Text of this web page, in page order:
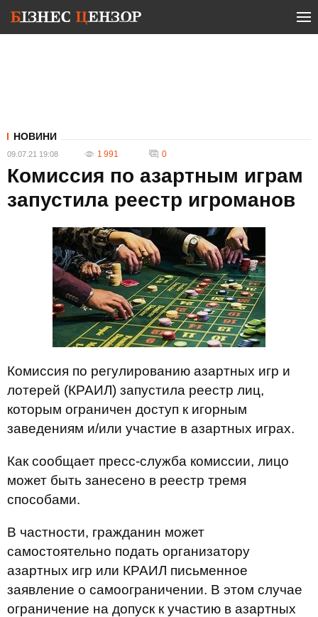
НОВИНИ
09.07.21 19:08 1 991 0
Комиссия по азартным играм
запустила реестр игроманов
Комиссия по регулированию азартных игр и
лотерей (КРАИЛ) запустила реестр лиц,
которым ограничен доступ к игорным
заведениям и/или участие в азартных играх.
Как сообщает пресс-служба комиссии, лицо
может быть занесено в реестр тремя
способами.
В частности, гражданин может
самостоятельно подать организатору
азартных игр или КРАИЛ письменное
заявление о самоограничении. В этом случае
ограничение на допуск к участию в азартных